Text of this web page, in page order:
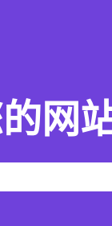
网